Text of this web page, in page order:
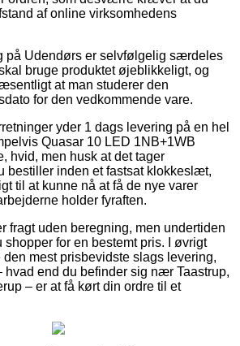
af online virksomhedens
på Udendørs er selvfølgelig særdeles
bruge produktet øjeblikkeligt, og
at man studerer den
for den vedkommende vare.
yder 1 dags levering på en hel
Quasar 10 LED 1NB+1WB
hvid, men husk at det tager
bestiller inden et fastsat klokkeslæt,
til at kunne nå at få de nye varer
holder fyraften.
fragt uden beregning, men undertiden
for en bestemt pris. I øvrigt
mest prisbevidste slags levering,
hvad end du befinder sig nær Taastrup,
– er at få kørt din ordre til et